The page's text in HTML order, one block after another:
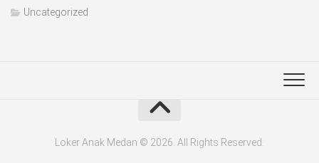
Uncategorized
Loker Anak Medan © 2026. All Rights Reserved.